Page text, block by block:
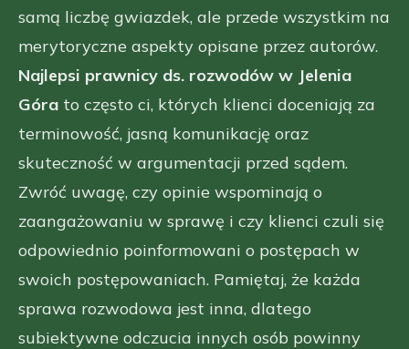
samą liczbę gwiazdek, ale przede wszystkim na
merytoryczne aspekty opisane przez autorów.
Najlepsi prawnicy ds. rozwodów w Jelenia
Góra to często ci, których klienci doceniają za
terminowość, jasną komunikację oraz
skuteczność w argumentacji przed sądem.
Zwróć uwagę, czy opinie wspominają o
zaangażowaniu w sprawę i czy klienci czuli się
odpowiednio poinformowani o postępach w
swoich postępowaniach. Pamiętaj, że każda
sprawa rozwodowa jest inna, dlatego
subiektywne odczucia innych osób powinny